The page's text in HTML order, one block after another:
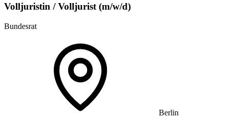
Volljuristin / Volljurist (m/w/d)
Bundesrat
Berlin